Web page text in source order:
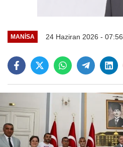
MANİSA 24 Haziran 2026 - 07:56